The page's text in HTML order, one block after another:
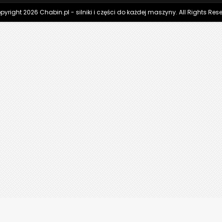
2026 Chabin.pl - silniki i części do każdej maszyny. All Rights